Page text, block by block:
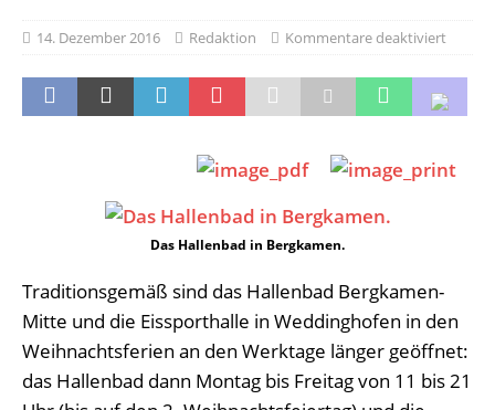
14. Dezember 2016 Redaktion Kommentare deaktiviert
Das Hallenbad in Bergkamen.
Traditionsgemäß sind das Hallenbad Bergkamen-
Mitte und die Eissporthalle in Weddinghofen in den
Weihnachtsferien an den Werktage länger geöffnet:
das Hallenbad dann Montag bis Freitag von 11 bis 21